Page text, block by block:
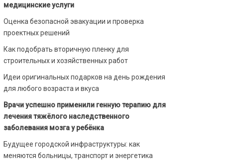
медицинские услуги
Оценка безопасной эвакуации и проверка
проектных решений
Как подобрать вторичную пленку для
строительных и хозяйственных работ
Идеи оригинальных подарков на день рождения
для любого возраста и вкуса
Врачи успешно применили генную терапию для
лечения тяжёлого наследственного
заболевания мозга у ребёнка
Будущее городской инфраструктуры: как
меняются больницы, транспорт и энергетика